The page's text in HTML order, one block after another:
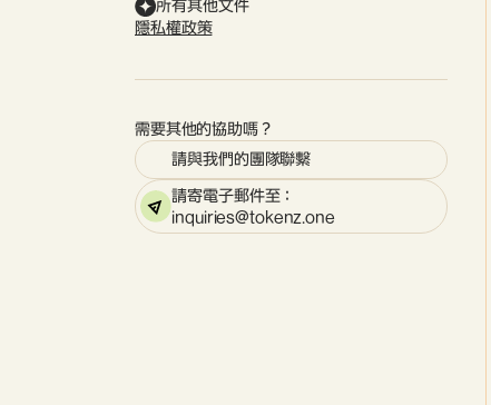
所有其他文件
隱私權政策
需要其他的協助嗎？
請與我們的團隊聯繫
請寄電子郵件至：
inquiries@tokenz.one